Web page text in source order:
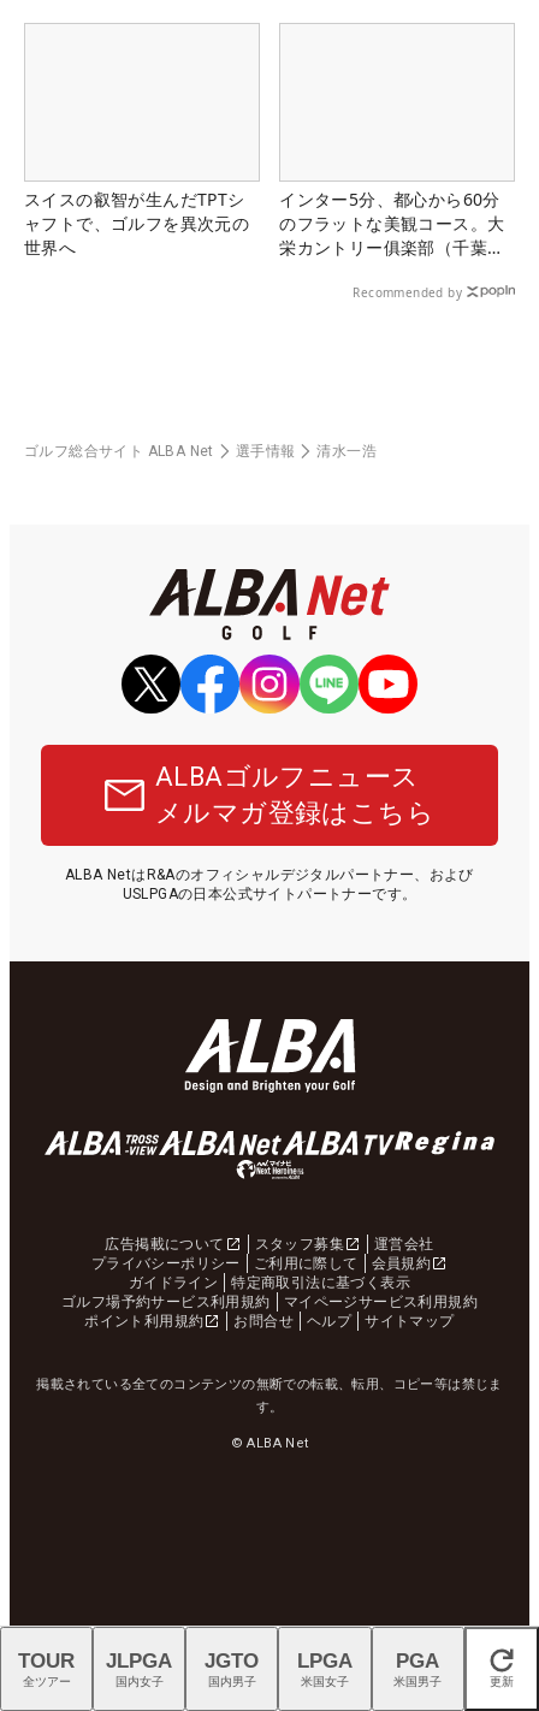
スイスの叡智が生んだTPTシ
ャフトで、ゴルフを異次元の
世界へ
インター5分、都心から60分
のフラットな美観コース。大
栄カントリー俱楽部（千葉
Recommended by
ゴルフ総合サイト ALBA Net 選手情報 清水一浩
ALBAゴルフニュース
メルマガ登録はこちら
ALBA NetはR&Aのオフィシャルデジタルパートナー、および
USLPGAの日本公式サイトパートナーです。
広告掲載について スタッフ募集
運営会社
プライバシーポリシー
ご利用に際して
会員規約
ガイドライン
特定商取引法に基づく表示
ゴルフ場予約サービス利用規約
マイページサービス利用規約
ポイント利用規約
お問合せ ヘルプ サイトマップ
掲載されている全てのコンテンツの無断での転載、転用、コピー等は禁じま
す。
© ALBA Net
閉じる
TOUR
全ツアー
JLPGA
国内女子
JGTO
国内男子
LPGA
米国女子
PGA
米国男子 更新